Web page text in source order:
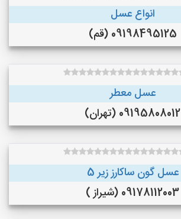
انواع عسل
09198495125 (قم)
عسل معطر
09195808012 (تهران)
عسل گون ساکارز زیر 5
09178112003 (شیراز )